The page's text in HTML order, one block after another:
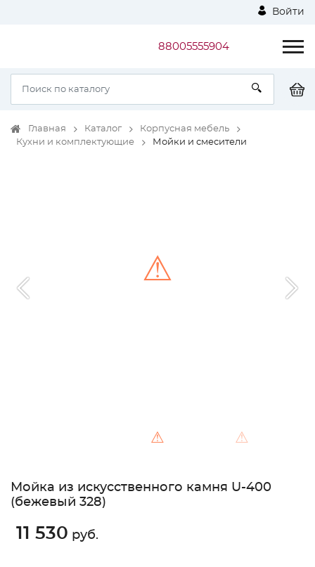
Войти
88005555904
Главная Каталог
Корпусная мебель
Кухни и комплектующие
Мойки и смесители
⚠ ⚠
⚠
Мойка из искусственного камня U-400
(бежевый 328)
11 530 руб.